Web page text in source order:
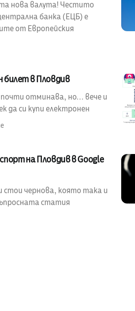
нова валута! Честито
банка (ЕЦБ) е
от Европейския
билет в Пловдив
отминава, но... вече и
да си купи електронен
на Пловдив в Google
стои чернова, която така и
статия